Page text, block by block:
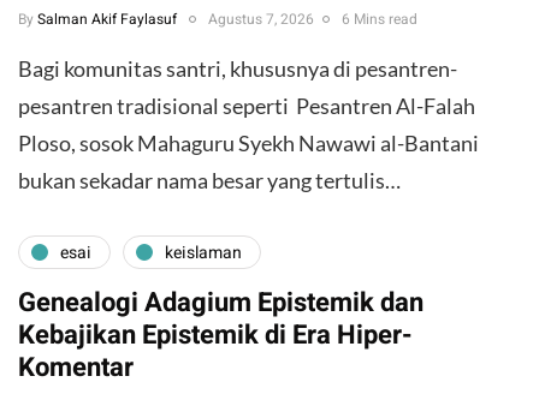
By Salman Akif Faylasuf Agustus 7, 2026 6 Mins read
Bagi komunitas santri, khususnya di pesantren-
pesantren tradisional seperti Pesantren Al-Falah
Ploso, sosok Mahaguru Syekh Nawawi al-Bantani
bukan sekadar nama besar yang tertulis…
esai keislaman
Genealogi Adagium Epistemik dan
Kebajikan Epistemik di Era Hiper-
Komentar